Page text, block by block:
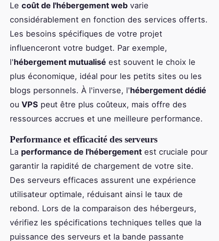
Le coût de l'hébergement web varie
considérablement en fonction des services offerts.
Les besoins spécifiques de votre projet
influenceront votre budget. Par exemple,
l'hébergement mutualisé est souvent le choix le
plus économique, idéal pour les petits sites ou les
blogs personnels. À l'inverse, l'hébergement dédié
ou VPS peut être plus coûteux, mais offre des
ressources accrues et une meilleure performance.
Performance et efficacité des serveurs
La performance de l'hébergement est cruciale pour
garantir la rapidité de chargement de votre site.
Des serveurs efficaces assurent une expérience
utilisateur optimale, réduisant ainsi le taux de
rebond. Lors de la comparaison des hébergeurs,
vérifiez les spécifications techniques telles que la
puissance des serveurs et la bande passante